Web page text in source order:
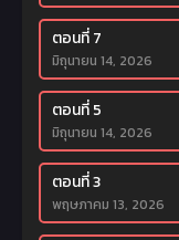
ตอนที่ 7
มิถุนายน 14, 2026
ตอนที่ 5
มิถุนายน 14, 2026
ตอนที่ 3
พฤษภาคม 13, 2026